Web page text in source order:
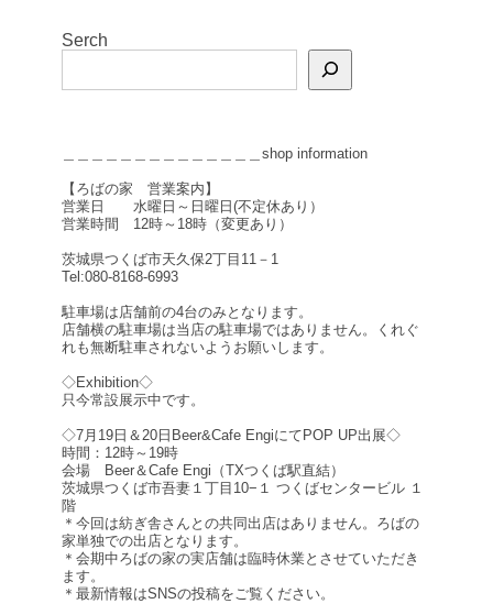
Serch
＿＿＿＿＿＿＿＿＿＿＿＿＿＿shop information
【ろばの家 営業案内】
営業日 水曜日～日曜日(不定休あり）
営業時間 12時～18時（変更あり）
茨城県つくば市天久保2丁目11－1
Tel:080-8168-6993
駐車場は店舗前の4台のみとなります。
店舗横の駐車場は当店の駐車場ではありません。くれぐ
れも無断駐車されないようお願いします。
◇Exhibition◇
只今常設展示中です。
◇7月19日＆20日Beer&Cafe EngiにてPOP UP出展◇
時間：12時～19時
会場 Beer＆Cafe Engi（TXつくば駅直結）
茨城県つくば市吾妻１丁目10−１ つくばセンタービル １
階
＊今回は紡ぎ舎さんとの共同出店はありません。ろばの
家単独での出店となります。
＊会期中ろばの家の実店舗は臨時休業とさせていただき
ます。
＊最新情報はSNSの投稿をご覧ください。